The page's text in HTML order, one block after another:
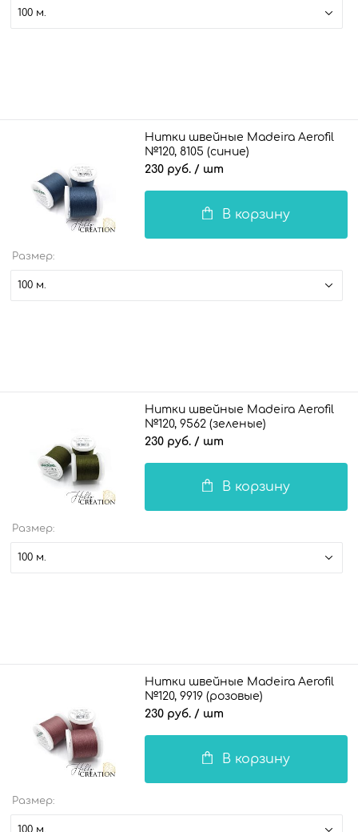
100 м.
Нитки швейные Madeira Aerofil
№120, 8105 (синие)
230 руб. / шт
В корзину
Размер:
100 м.
Нитки швейные Madeira Aerofil
№120, 9562 (зеленые)
230 руб. / шт
В корзину
Размер:
100 м.
Нитки швейные Madeira Aerofil
№120, 9919 (розовые)
230 руб. / шт
В корзину
Размер:
100 м.